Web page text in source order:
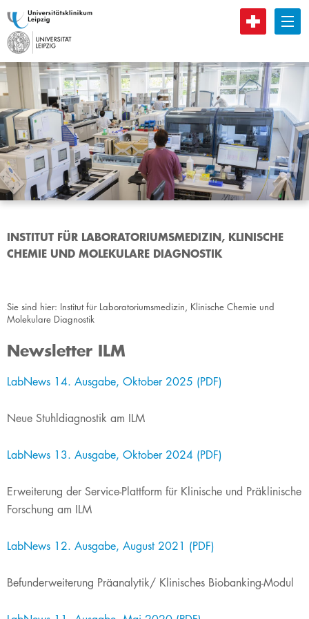
B
INSTITUT FÜR LABORATORIUMSMEDIZIN, KLINISCHE
CHEMIE UND MOLEKULARE DIAGNOSTIK
Sie sind hier: Institut für Laboratoriumsmedizin, Klinische Chemie und
Molekulare Diagnostik
Newsletter ILM
​LabNews 14. Ausgabe, Oktober 2025 (PDF)
Neue Stuhldiagnostik am ILM
LabNews 13. Ausgabe, Oktober 2024 (PDF)
Erweiterung der Service-Plattform für Klinische und Präklinische
Forschung am ILM
LabNews 12. Ausgabe, August 2021 (PDF)​​
​Befunderweiterung Präanalytik/ Klinisches Biobanking-Modul